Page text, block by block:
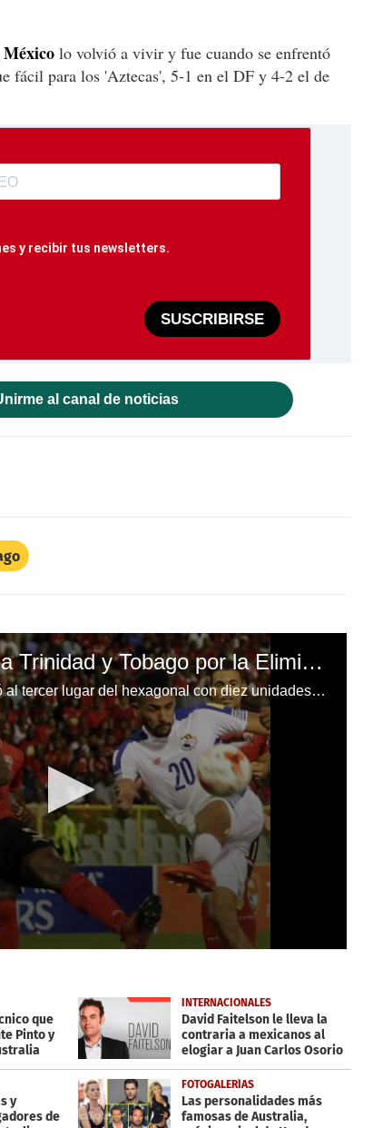
lo volvió a vivir y fue cuando se enfrentó
fácil para los 'Aztecas', 5-1 en el DF y 4-2 el de
y recibir tus newsletters.
SUSCRIBIRSE
al canal de noticias
Panamá derrota 3-0 a Trinidad y Tobago por la Eliminatoria de Concacaf 2017
La selección canalera se subió al tercer lugar del hexagonal con diez unidades, ahora depende de sí misma.
que
Pinto y
INTERNACIONALES
David Faitelson‏ le lleva la
contraria a mexicanos al
elogiar a Juan Carlos Osorio
y
de
FOTOGALERÍAS
Las personalidades más
famosas de Australia,